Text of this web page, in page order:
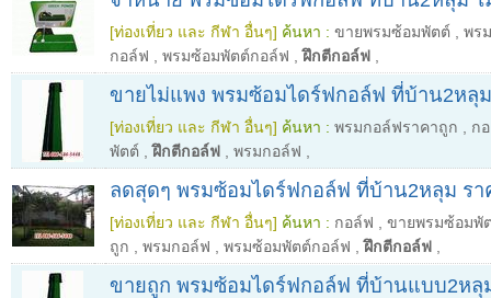
[ท่องเที่ยว และ กีฬา อื่นๆ] ค้นหา : ขายพรมซ้อมพัตต์
พร
กอล์ฟ
พรมซ้อมพัตต์กอล์ฟ ,ฝึกตีกอล์ฟ
ขายไม่แพง พรมซ้อมไดร์ฟกอล์ฟ ที่บ้าน2หลุ
[ท่องเที่ยว และ กีฬา อื่นๆ] ค้นหา : พรมกอล์ฟราคาถูก
ก
พัตต์ ,ฝึกตีกอล์ฟ พรมกอล์ฟ
ลดสุดๆ พรมซ้อมไดร์ฟกอล์ฟ ที่บ้าน2หลุม รา
[ท่องเที่ยว และ กีฬา อื่นๆ] ค้นหา : กอล์ฟ
ขายพรมซ้อมพั
ถูก
พรมกอล์ฟ พรมซ้อมพัตต์กอล์ฟ ,ฝึกตีกอล์ฟ
ขายถูก พรมซ้อมไดร์ฟกอล์ฟ ที่บ้านแบบ2หลุ